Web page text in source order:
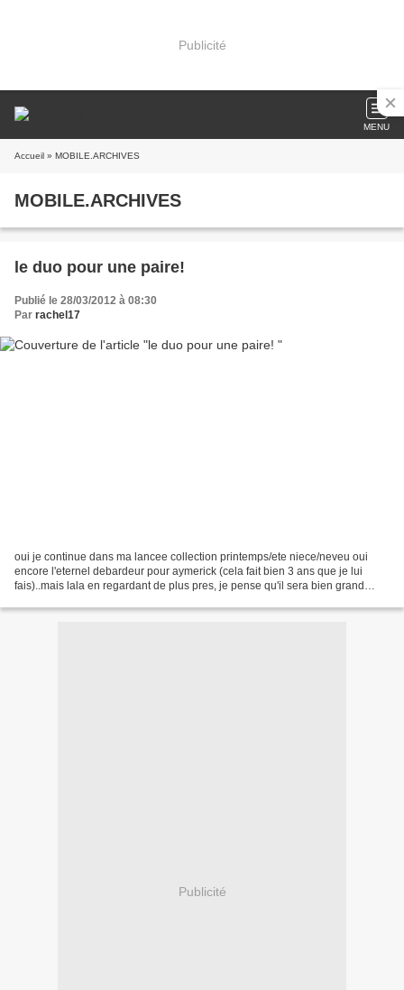
Publicité
MENU
Accueil » MOBILE.ARCHIVES
MOBILE.ARCHIVES
le duo pour une paire!
Publié le 28/03/2012 à 08:30
Par rachel17
oui je continue dans ma lancee collection printemps/ete niece/neveu oui
encore l'eternel debardeur pour aymerick (cela fait bien 3 ans que je lui
fais)..mais lala en regardant de plus pres, je pense qu'il sera bien grand
Publicité